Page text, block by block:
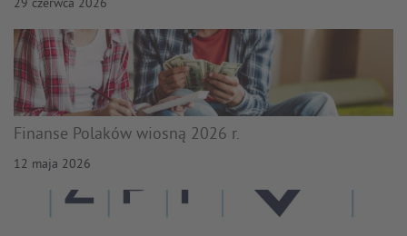
29 czerwca 2026
Finanse Polaków wiosną 2026 r.
12 maja 2026